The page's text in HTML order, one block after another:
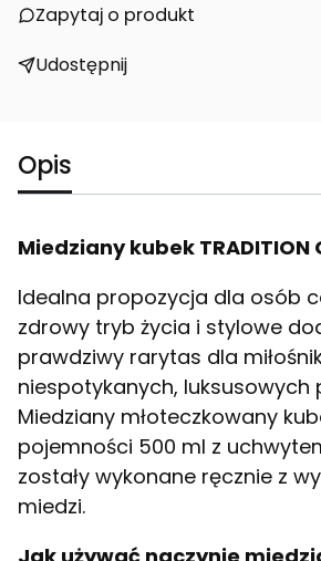
Zapytaj o produkt
Udostępnij
Opis
Miedziany kubek
Idealna propozycja dla osób
zdrowy tryb życia i stylowe
prawdziwy rarytas dla
niespotykanych, luksusowych
Miedziany młoteczkowany
pojemności 500 ml z
zostały wykonane ręcznie z
miedzi.